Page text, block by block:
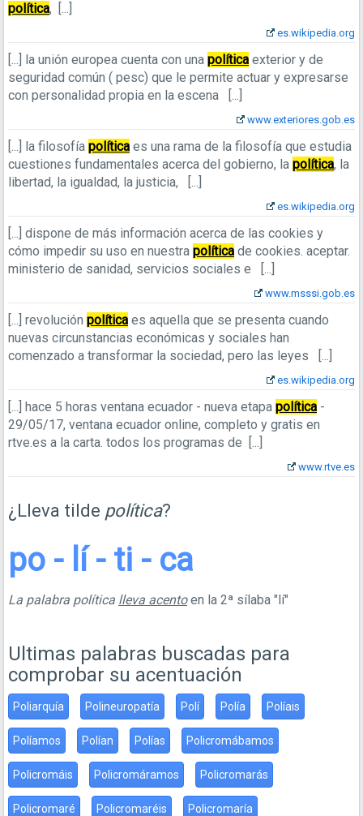
política, [...]
es.wikipedia.org
[...] la unión europea cuenta con una política exterior y de
seguridad común ( pesc) que le permite actuar y expresarse
con personalidad propia en la escena
[...]
www.exteriores.gob.es
[...] la filosofía política es una rama de la filosofía que estudia
cuestiones fundamentales acerca del gobierno, la política, la
libertad, la igualdad, la justicia,
[...]
es.wikipedia.org
[...] dispone de más información acerca de las cookies y
cómo impedir su uso en nuestra política de cookies. aceptar.
ministerio de sanidad, servicios sociales e
[...]
www.msssi.gob.es
[...] revolución política es aquella que se presenta cuando
nuevas circunstancias económicas y sociales han
comenzado a transformar la sociedad, pero las leyes
[...]
es.wikipedia.org
[...] hace 5 horas ventana ecuador - nueva etapa política -
29/05/17, ventana ecuador online, completo y gratis en
rtve.es a la carta. todos los programas de [...]
www.rtve.es
¿Lleva tilde política?
po - lí - ti - ca
La palabra política lleva acentoen la 2ª sílaba "lí"
Ultimas palabras buscadas para
comprobar su acentuación
Poliarquía Polineuropatía Polí Polía Políais
Políamos Polían Polías Policromábamos
Policromáis Policromáramos Policromarás
Policromaré Policromaréis Policromaría